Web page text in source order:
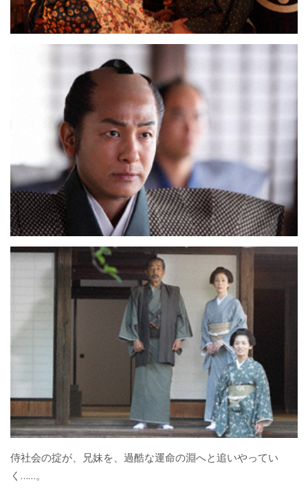
侍社会の掟が、兄妹を、過酷な運命の淵へと追いやってい
く……。